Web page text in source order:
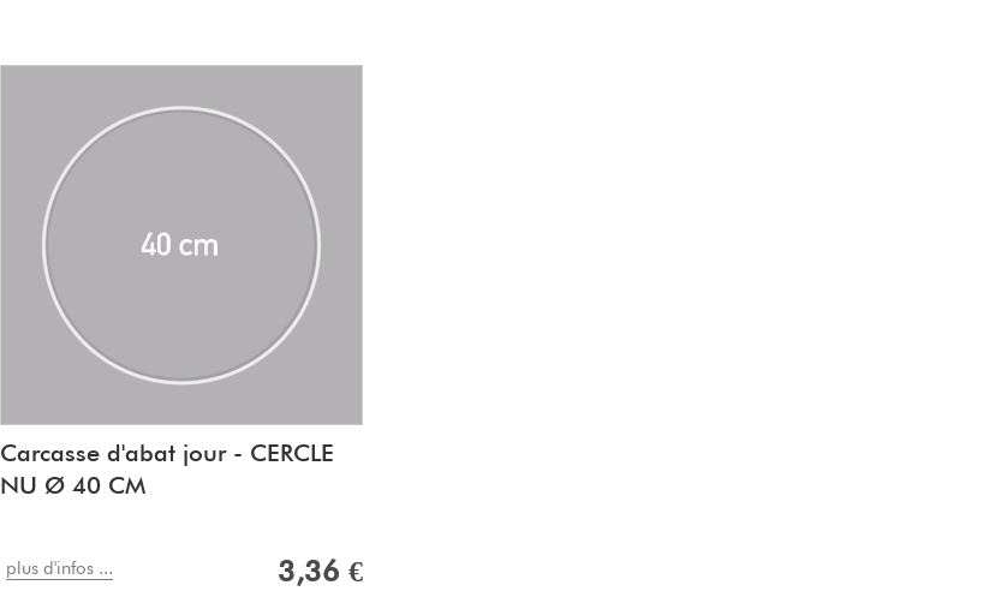
95 % de coton recyclé
Poids 400 g / 100 m + ou - 5%
Carcasse d'abat jour - CERCLE
NU Ø 40 CM
plus d'infos ... 3,36 €